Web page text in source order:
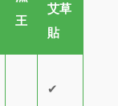
王
艾草
貼
✔